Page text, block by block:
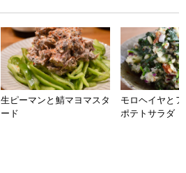
生ピーマンと鯖マヨマスタ
ード
モロヘイヤと
ポテトサラダ